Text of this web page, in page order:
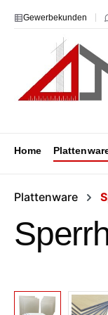
Hauptinhalt
Zur Suche springen
Zur
Gewerbekunden
Home
Plattenware